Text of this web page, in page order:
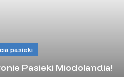
pasieki
Pasieki Miodolandia!